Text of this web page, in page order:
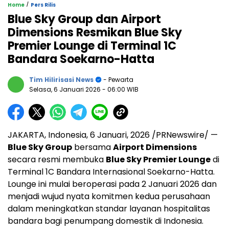
Home / Pers Rilis
Blue Sky Group dan Airport
Dimensions Resmikan Blue Sky
Premier Lounge di Terminal 1C
Bandara Soekarno-Hatta
Tim Hilirisasi News
- Pewarta
Selasa, 6 Januari 2026 - 06:00 WIB
JAKARTA, Indonesia,6 Januari, 2026 /PRNewswire/ —
Blue Sky Group bersamaAirport Dimensions
secara resmi membuka Blue Sky Premier Loungedi
Terminal 1C Bandara Internasional Soekarno-Hatta.
Lounge ini mulai beroperasi pada 2 Januari 2026 dan
menjadi wujud nyata komitmen kedua perusahaan
dalam meningkatkan standar layanan hospitalitas
bandara bagi penumpang domestik di Indonesia.